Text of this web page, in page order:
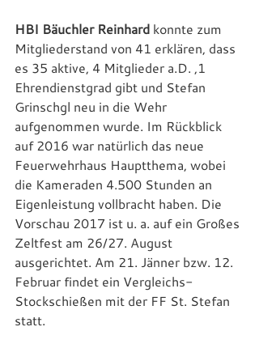
HBI Bäuchler Reinhard konnte zum
Mitgliederstand von 41 erklären, dass
es 35 aktive, 4 Mitglieder a.D. ,1
Ehrendienstgrad gibt und Stefan
Grinschgl neu in die Wehr
aufgenommen wurde. Im Rückblick
auf 2016 war natürlich das neue
Feuerwehrhaus Hauptthema, wobei
die Kameraden 4.500 Stunden an
Eigenleistung vollbracht haben. Die
Vorschau 2017 ist u. a. auf ein Großes
Zeltfest am 26/27. August
ausgerichtet. Am 21. Jänner bzw. 12.
Februar findet ein Vergleichs-
Stockschießen mit der FF St. Stefan
statt.